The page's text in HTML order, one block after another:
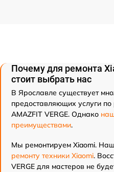
Почему для ремонта
стоит выбрать нас
В Ярославле существует
предоставляющих услуги по
AMAZFIT VERGE. Однако
преимуществами.
Мы ремонтируем Xiaomi.
ремонту техники Xiaomi.
VERGE для мастеров не